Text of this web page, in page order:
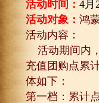
活动时间： 4月
活动对象： 鸿
活动内容：
活动期间内
充值团购点累
体如下：
第一档：累计